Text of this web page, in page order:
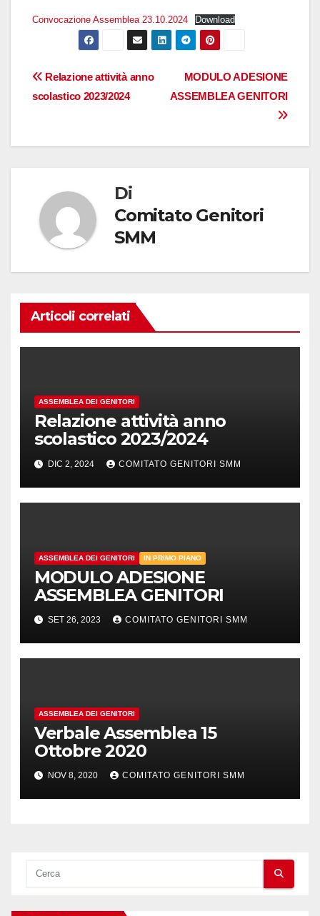
Convocazione Assemblea 23.10.2024 Download
Navigazione
MODULO ADESIONE
ASSEMBLEA GENITORI
Relazione attività anno
scolastico 2023/2024
Di
Comitato Genitori
SMM
Articoli correlati
ASSEMBLEA DEI GENITORI
Relazione attività anno
scolastico 2023/2024
DIC 2, 2024 COMITATO GENITORI SMM
ASSEMBLEA DEI GENITORI IN PRIMO PIANO
MODULO ADESIONE
ASSEMBLEA GENITORI
SET 26, 2023 COMITATO GENITORI SMM
ASSEMBLEA DEI GENITORI
Verbale Assemblea 15
Ottobre 2020
NOV 8, 2020 COMITATO GENITORI SMM